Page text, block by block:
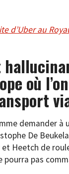
d’Uber au
où
demander
De
Heetch de
pourra pas